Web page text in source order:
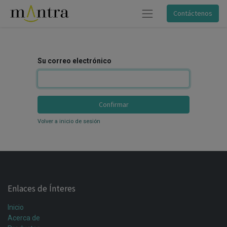
Contáctenos
Su correo electrónico
Confirmar
Volver a inicio de sesión
Enlaces de Ínteres
Inicio
Acerca de